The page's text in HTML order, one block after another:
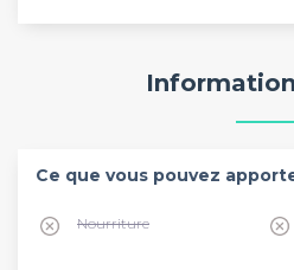
Ce que vous pouvez
Nourriture